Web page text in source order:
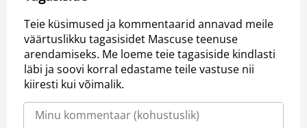
Teie küsimused ja kommentaarid annavad meile
väärtuslikku tagasisidet Mascuse teenuse
arendamiseks. Me loeme teie tagasiside kindlasti
läbi ja soovi korral edastame teile vastuse nii
kiiresti kui võimalik.